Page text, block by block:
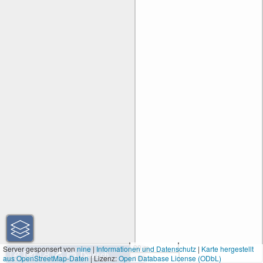
30 m
100 ft
Server gesponsert vonnine|Informationen und Datenschutz | Karte hergestellt
aus OpenStreetMap-Daten| Lizenz:Open Database License (ODbL)